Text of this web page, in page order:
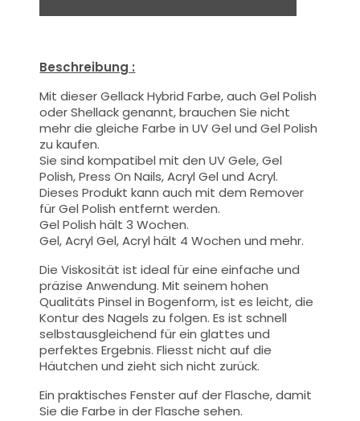
Beschreibung :
Mit dieser Gellack Hybrid Farbe, auch Gel Polish
oder Shellack genannt, brauchen Sie nicht
mehr die gleiche Farbe in UV Gel und Gel Polish
zu kaufen.
Sie sind kompatibel mit den UV Gele, Gel
Polish, Press On Nails, Acryl Gel und Acryl.
Dieses Produkt kann auch mit dem Remover
für Gel Polish entfernt werden.
Gel Polish hält 3 Wochen.
Gel, Acryl Gel, Acryl hält 4 Wochen und mehr.
Die Viskosität ist ideal für eine einfache und
präzise Anwendung.Mit seinem hohen
QualitätsPinsel in Bogenform, ist es leicht, die
Kontur des Nagels zu folgen. Es ist schnell
selbstausgleichend für ein glattes und
perfektes Ergebnis. Fliesst nicht auf die
Häutchen und zieht sich nicht zurück.
Ein praktisches Fenster auf der Flasche, damit
Sie die Farbe in der Flasche sehen.